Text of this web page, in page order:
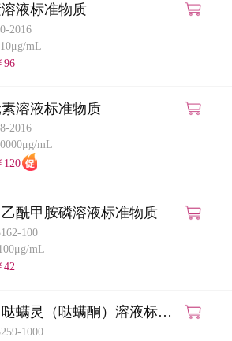
液标准物质
2016
10μg/mL
96
溶液标准物质
2016
mL
120
酰甲胺磷溶液标准物质
100
mL
42
螨灵（哒螨酮）溶液标准
1000